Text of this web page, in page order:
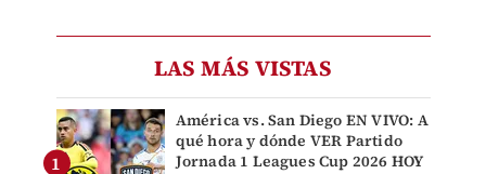
LAS MÁS VISTAS
América vs. San Diego EN VIVO: A
qué hora y dónde VER Partido
Jornada 1 Leagues Cup 2026 HOY